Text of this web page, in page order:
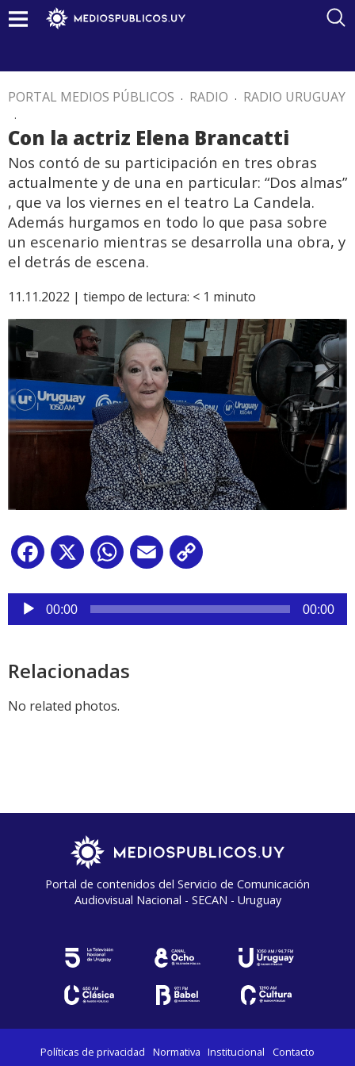
PORTAL MEDIOS PÚBLICOS . RADIO . RADIO URUGUAY
.
Con la actriz Elena Brancatti
Nos contó de su participación en tres obras
actualmente y de una en particular: “Dos almas”
, que va los viernes en el teatro La Candela.
Además hurgamos en todo lo que pasa sobre
un escenario mientras se desarrolla una obra, y
el detrás de escena.
11.11.2022 | tiempo de lectura: < 1 minuto
Facebook
X WhatsApp
Email
Reproductor
audio
00:00 00:00
Relacionadas
No related photos.
Portal de contenidos del Servicio de Comunicación
Audiovisual Nacional - SECAN - Uruguay
Políticas de privacidad Normativa Institucional Contacto